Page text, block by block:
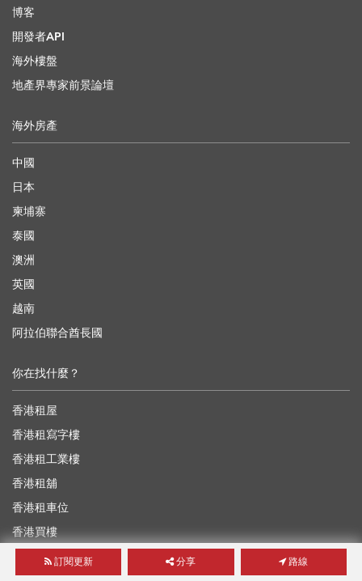
訂閱更新 分享 路線
博客
開發者API
海外樓盤
地產界專家前景論壇
海外房產
中國
日本
柬埔寨
泰國
澳洲
英國
越南
阿拉伯聯合酋長國
你在找什麼？
香港租屋
香港租寫字樓
香港租工業樓
香港租舖
香港租車位
香港買樓
香港買寫字樓